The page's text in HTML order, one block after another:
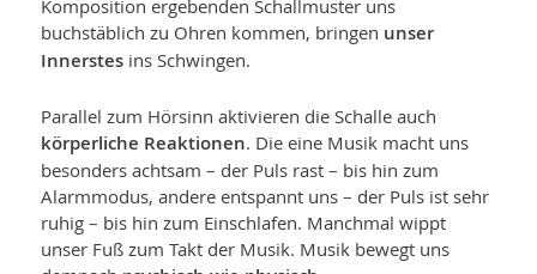
Komposition ergebenden Schallmuster uns
buchstäblich zu Ohren kommen, bringen unser
Innerstes ins Schwingen.
Parallel zum Hörsinn aktivieren die Schalle auch
körperliche Reaktionen. Die eine Musik macht uns
besonders achtsam – der Puls rast – bis hin zum
Alarmmodus, andere entspannt uns – der Puls ist sehr
ruhig – bis hin zum Einschlafen. Manchmal wippt
unser Fuß zum Takt der Musik. Musik bewegt uns